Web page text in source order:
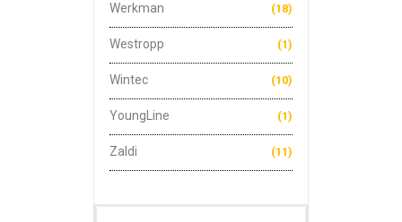
Werkman (18)
Westropp (1)
Wintec (10)
YoungLine (1)
Zaldi (11)